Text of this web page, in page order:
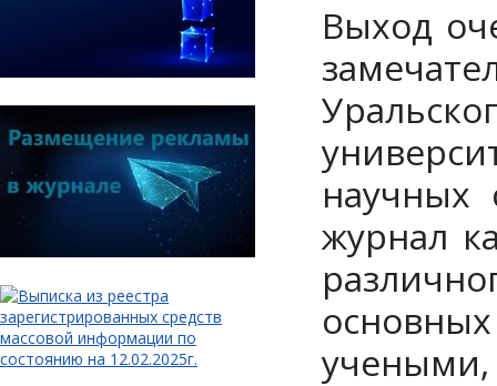
Выход
научных
журнал